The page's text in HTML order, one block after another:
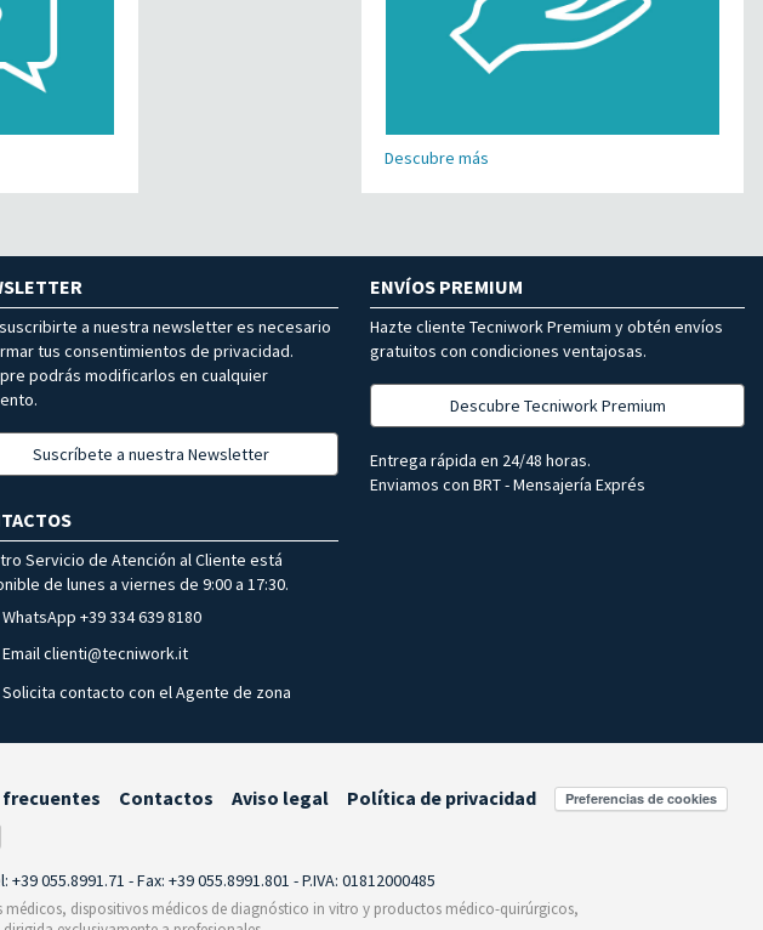
Descubre más
a nuestra newsletter es necesario
tus consentimientos de privacidad.
podrás modificarlos en cualquier
Suscríbete a nuestra Newsletter
ENVÍOS PREMIUM
Hazte cliente Tecniwork Premium y obtén envíos
gratuitos con condiciones ventajosas.
Descubre Tecniwork Premium
Entrega rápida en 24/48 horas.
Enviamos con BRT - Mensajería Exprés
Servicio de Atención al Cliente está
de lunes a viernes de 9:00 a 17:30.
WhatsApp +39 334 639 8180
Email clienti@tecniwork.it
Solicita contacto con el Agente de zona
Contactos Aviso legal Política de privacidad Preferencias de cookies
055.8991.71 - Fax: +39 055.8991.801 - P.IVA: 01812000485
dispositivos médicos de diagnóstico in vitro y productos médico-quirúrgicos,